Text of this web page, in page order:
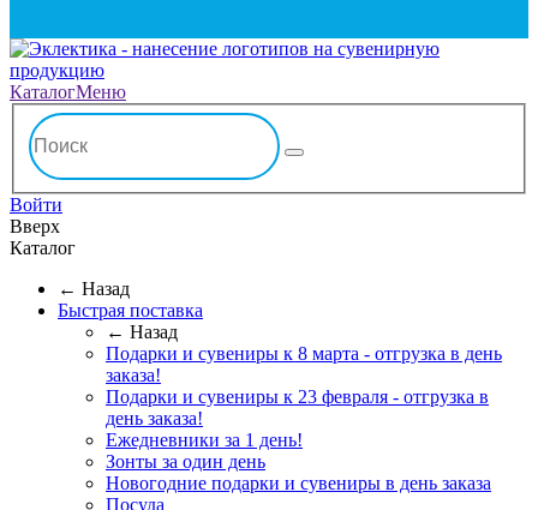
КаталогМеню
Войти
Вверх
Каталог
← Назад
Быстрая поставка
← Назад
Подарки и сувениры к 8 марта - отгрузка в день
заказа!
Подарки и сувениры к 23 февраля - отгрузка в
день заказа!
Ежедневники за 1 день!
Зонты за один день
Новогодние подарки и сувениры в день заказа
Посуда